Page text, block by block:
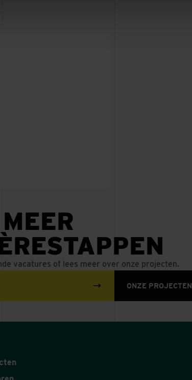
vacatures of lees meer over onze projecten.
ONZE PROJECTEN